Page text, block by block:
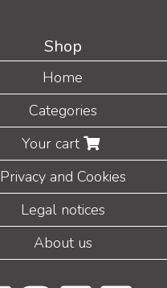
Shop
Home
Categories
Your cart
Privacy and Cookies
Legal notices
About us